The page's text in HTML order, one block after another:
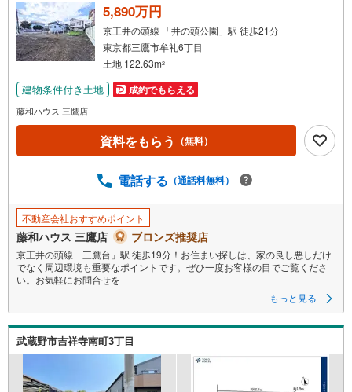
5,890万円
京王井の頭線 「井の頭公園」駅 徒歩21分
東京都三鷹市牟礼6丁目
土地 122.63m2
建物条件付き土地 成約でもらえる
藤和ハウス 三鷹店
資料をもらう （無料）
電話する （通話料無料）
不動産会社おすすめポイント
藤和ハウス 三鷹店 ブロンズ推奨店
京王井の頭線「三鷹台」駅 徒歩19分！お住まい探しは、家の良し悪しだけ
でなく周辺環境も重要なポイントです。ぜひ一度お客様の目でご覧くださ
い。お気軽にお問合せを
もっと見る
武蔵野市吉祥寺南町3丁目